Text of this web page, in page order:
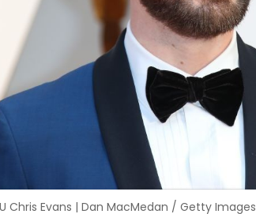
Chris Evans | Dan MacMedan / Getty Images